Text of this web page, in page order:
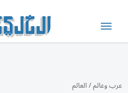
عرب وعالم/العالم